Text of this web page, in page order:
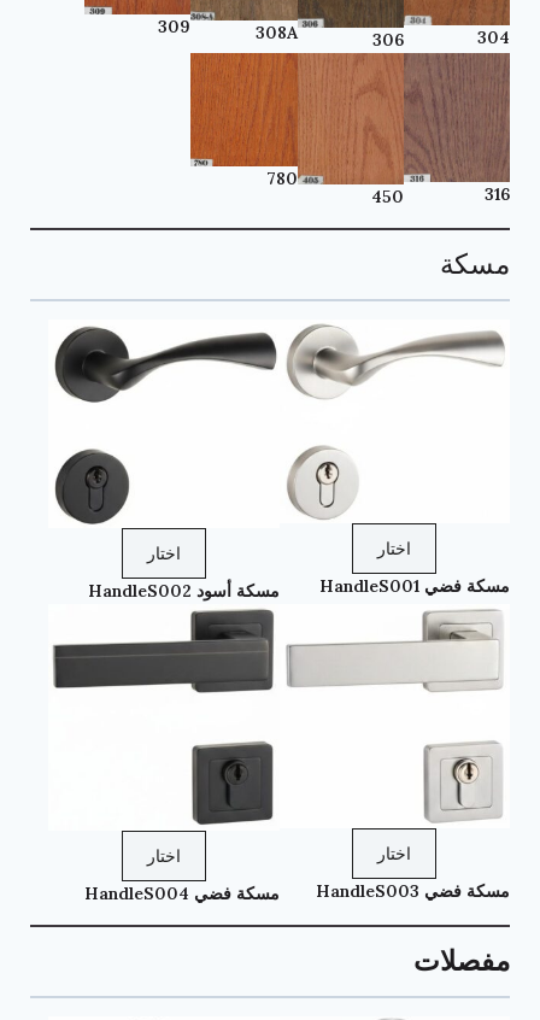
304
306
308A
309
316
450
780
مسكة
اختار
مسكة فضي HandleS001
اختار
مسكة أسود HandleS002
اختار
مسكة فضي HandleS003
اختار
مسكة فضي HandleS004
مفصلات